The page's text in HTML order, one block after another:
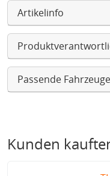
Artikelinfo
Passende Fahrzeuge
Kunden